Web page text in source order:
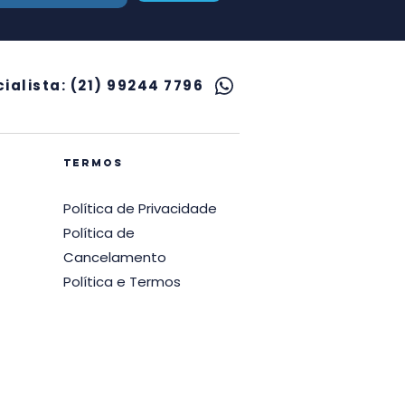
(21) 99244 7796
termos
Política de Privacidade
Política de
Cancelamento
Política e Termos